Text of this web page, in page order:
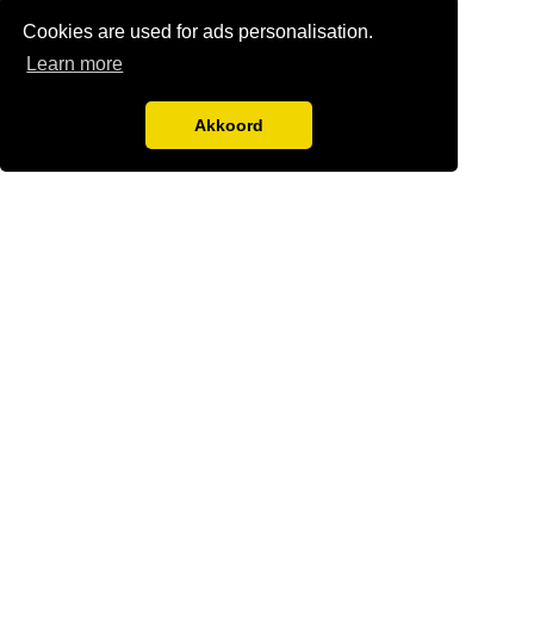
Cookies are used for ads personalisation.
Learn more
Akkoord